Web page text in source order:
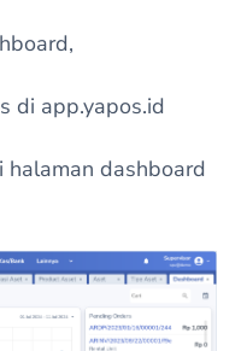
di app.yapos.id
halaman dashboard